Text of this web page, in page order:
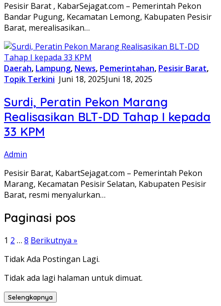
Pesisir Barat , KabarSejagat.com – Pemerintah Pekon
Bandar Pugung, Kecamatan Lemong, Kabupaten Pesisir
Barat, merealisasikan…
Daerah, Lampung, News, Pemerintahan, Pesisir Barat,
Topik Terkini Juni 18, 2025Juni 18, 2025
Surdi, Peratin Pekon Marang
Realisasikan BLT-DD Tahap I kepada
33 KPM
Admin
Pesisir Barat, KabartSejagat.com – Pemerintah Pekon
Marang, Kecamatan Pesisir Selatan, Kabupaten Pesisir
Barat, resmi menyalurkan…
Paginasi pos
1 2 … 8 Berikutnya »
Tidak Ada Postingan Lagi.
Tidak ada lagi halaman untuk dimuat.
Selengkapnya